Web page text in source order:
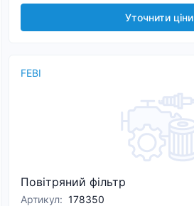
Уточнити ціни
FEBI
Повітряний фільтр
Артикул: 178350